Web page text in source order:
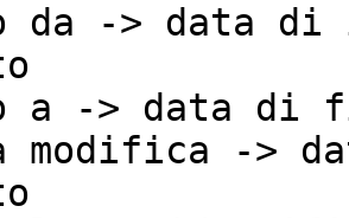
da -> data
a -> data di
modifica ->